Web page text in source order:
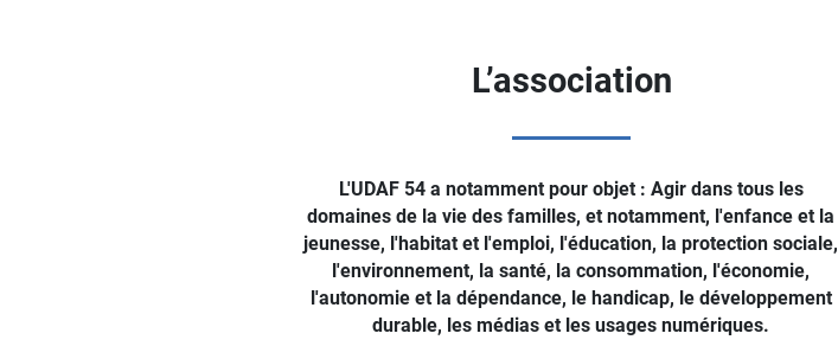
L’association
L'UDAF 54 a notamment pour objet : Agir dans tous les
domaines de la vie des familles, et notamment, l'enfance et la
jeunesse, l'habitat et l'emploi, l'éducation, la protection sociale,
l'environnement, la santé, la consommation, l'économie,
l'autonomie et la dépendance, le handicap, le développement
durable, les médias et les usages numériques.